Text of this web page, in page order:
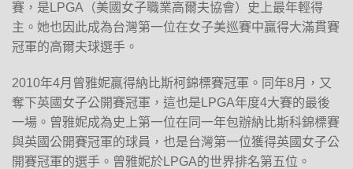
賽，是LPGA（美國女子職業高爾夫協會）史上最年輕得
主。她也因此成為台灣第一位在女子美巡賽中贏得大滿貫賽
冠軍的高爾夫球選手。
2010年4月曾雅妮贏得納比斯柯錦標賽冠軍。同年8月，又
奪下英國女子公開賽冠軍，這也是LPGA年度4大賽的最後
一場。曾雅妮成為史上第一位在同一年包辦納比斯科錦標賽
與英國公開賽冠軍的球員，也是台灣第一位獲得英國女子公
開賽冠軍的選手。曾雅妮於LPGA的世界排名第五位。